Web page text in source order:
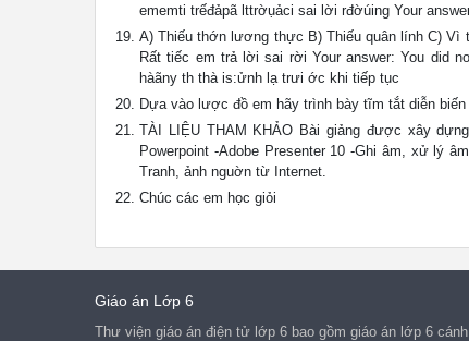
ememti trếđảpã lttrờụảci sai lời rđờúing Your
A) Thiếu thớn lương thực B) Thiếu quân lính C) Vì
Rất tiếc em trả lời sai rời Your answer: You did
hàãny th thà is:ửnh lạ trưi ớc khi tiếp tục
Dựa vào lược đồ em hãy trình bày tĩm tắt diễn
TÀI LIỆU THAM KHẢO Bài giảng được xây
Powerpoint -Adobe Presenter 10 -Ghi âm, xử lý
Tranh, ảnh nguờn từ Internet.
Chúc các em học giỏi
Giáo án Lớp 6
Thư viện giáo án điện tử lớp 6 bao gồm giáo án lớp 6